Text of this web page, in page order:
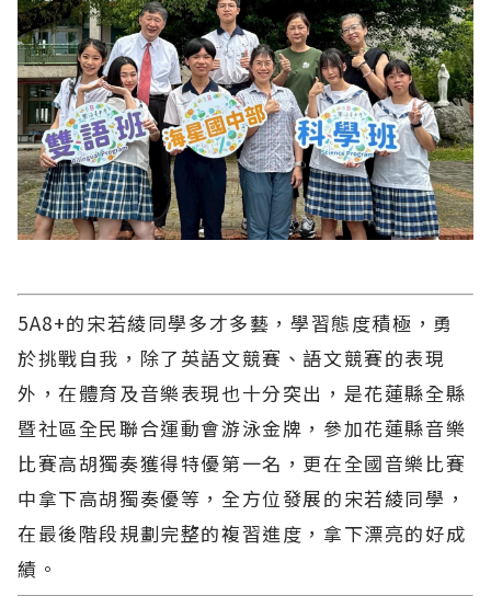
5A8+的宋若綾同學多才多藝，學習態度積極，勇
於挑戰自我，除了英語文競賽、語文競賽的表現
外，在體育及音樂表現也十分突出，是花蓮縣全縣
暨社區全民聯合運動會游泳金牌，參加花蓮縣音樂
比賽高胡獨奏獲得特優第一名，更在全國音樂比賽
中拿下高胡獨奏優等，全方位發展的宋若綾同學，
在最後階段規劃完整的複習進度，拿下漂亮的好成
績。